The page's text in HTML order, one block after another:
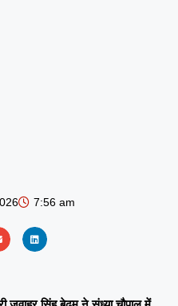
7:56 am